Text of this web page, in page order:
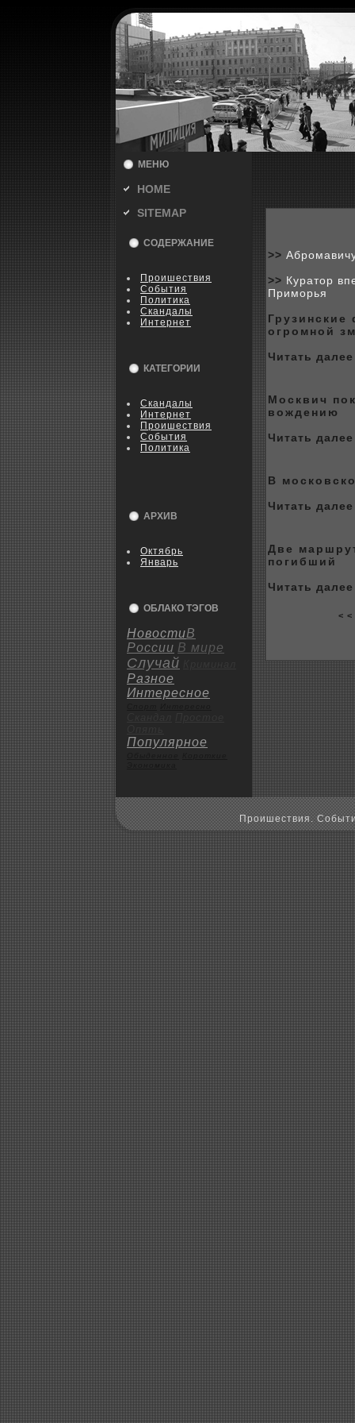
МЕНЮ
HOME
SITEMAP
СОДЕРЖАНИЕ
Пpoишествия
События
Политика
Скандалы
Интернет
КАТЕГОРИИ
Скандалы
Интернет
Пpoишествия
События
Политика
АРХИВ
Октябрь
Январь
ОБЛАКО ТЭГОВ
НовостиВ
России В мире
Случай
Разное
Интересное
Популярное
>>
>> Куратор
Приморья
огpoмной
Читать
Москвич
вождению
Читать
В
Читать
Две
погибший
Читать
<
Пpoишествия.